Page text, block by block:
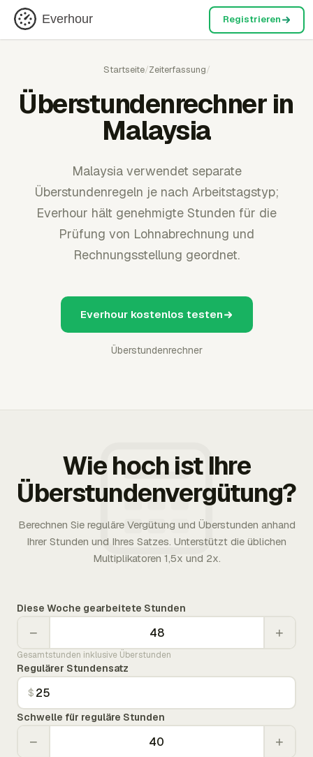
Everhour Registrieren
Startseite/Zeiterfassung/
Überstundenrechner in
Malaysia
Malaysia verwendet separate
Überstundenregeln je nach Arbeitstagstyp;
Everhour hält genehmigte Stunden für die
Prüfung von Lohnabrechnung und
Rechnungsstellung geordnet.
Everhour kostenlos testen
Überstundenrechner
Wie hoch ist Ihre
Überstundenvergütung?
Berechnen Sie reguläre Vergütung und Überstunden anhand
Ihrer Stunden und Ihres Satzes. Unterstützt die üblichen
Multiplikatoren 1,5x und 2x.
Diese Woche gearbeitete Stunden
− +
Gesamtstunden inklusive Überstunden
Regulärer Stundensatz
$
Schwelle für reguläre Stunden
− +